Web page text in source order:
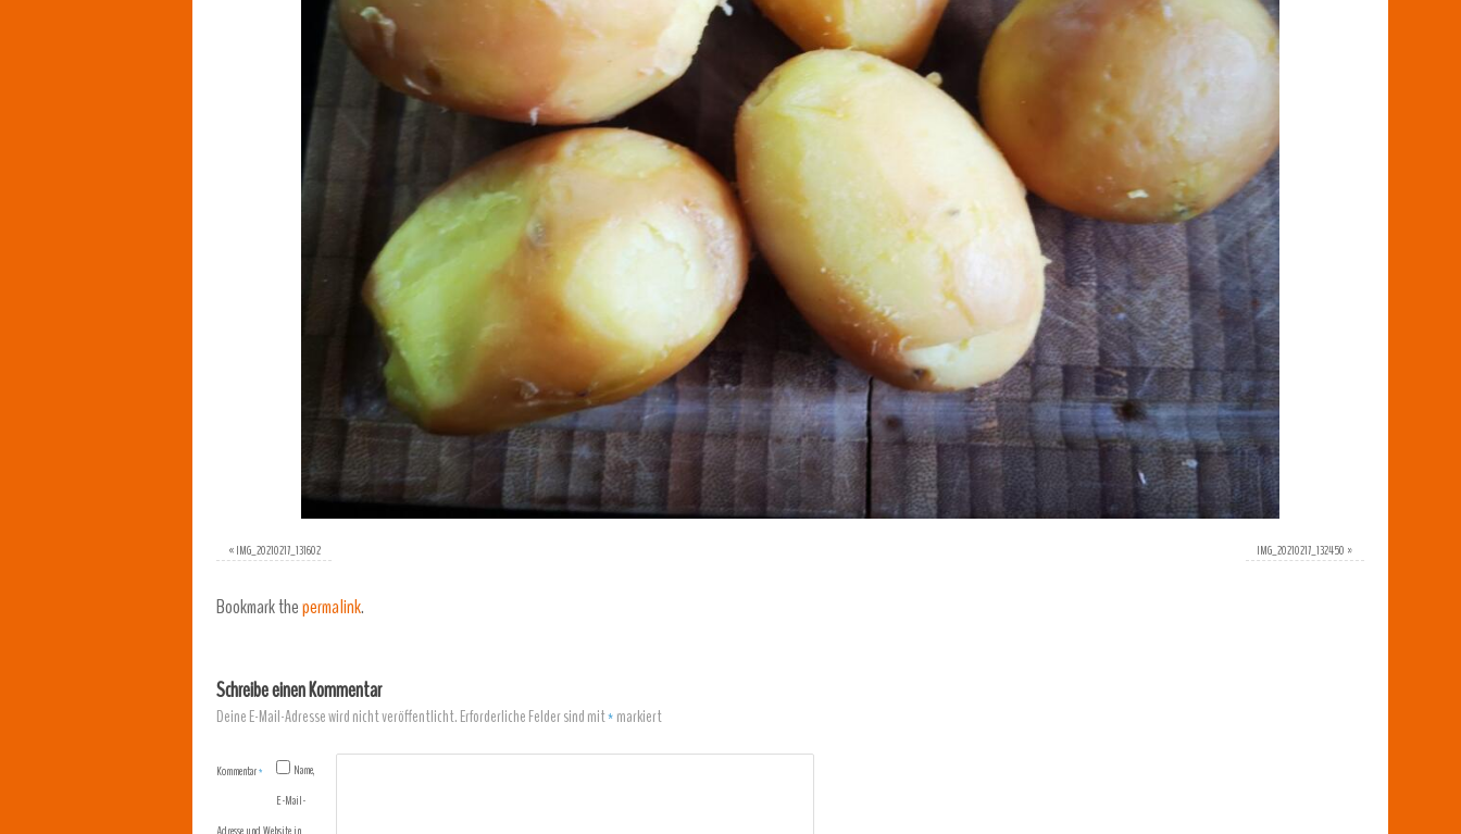
«IMG_20210217_131602 IMG_20210217_132450 »
Bookmark thepermalink.
Schreibe einen Kommentar
Deine E-Mail-Adresse wird nicht veröffentlicht.Erforderliche Felder sind mit*markiert
Kommentar*
Name,
E-Mail-